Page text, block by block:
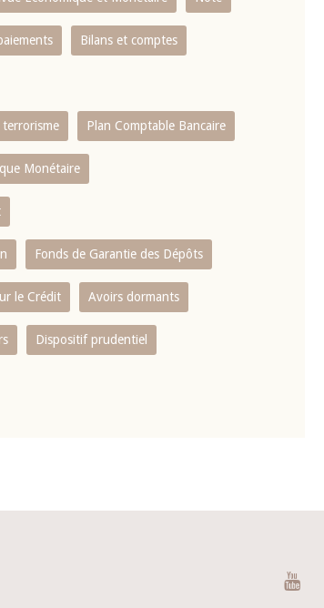
Bilans et comptes
Plan Comptable Bancaire
Monétaire
Fonds de Garantie des Dépôts
le Crédit Avoirs dormants
Dispositif prudentiel